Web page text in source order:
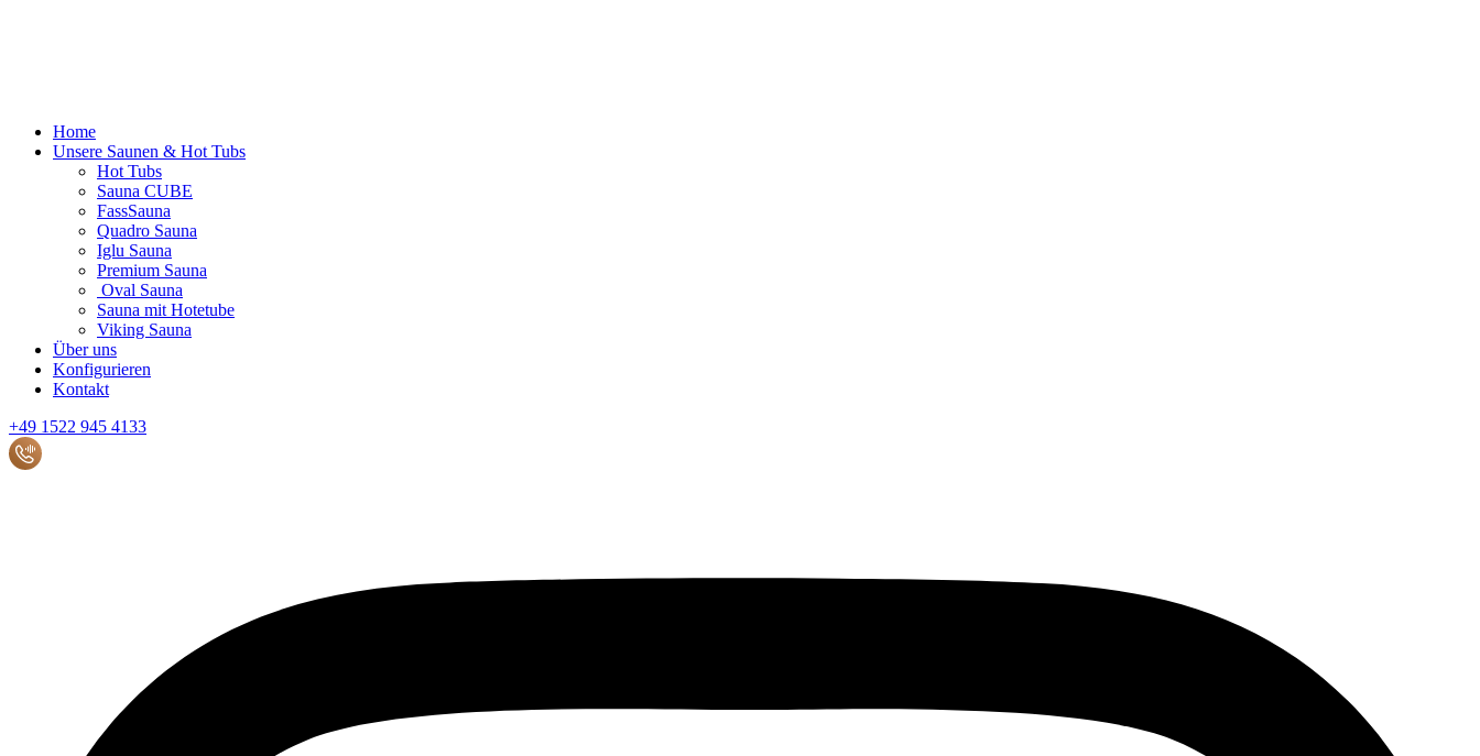
Home
Unsere Saunen & Hot Tubs
Hot Tubs
Sauna CUBE
FassSauna
Quadro Sauna
Iglu Sauna
Premium Sauna
Oval Sauna
Sauna mit Hotetube
Viking Sauna
Über uns
Konfigurieren
Kontakt
+49 1522 945 4133